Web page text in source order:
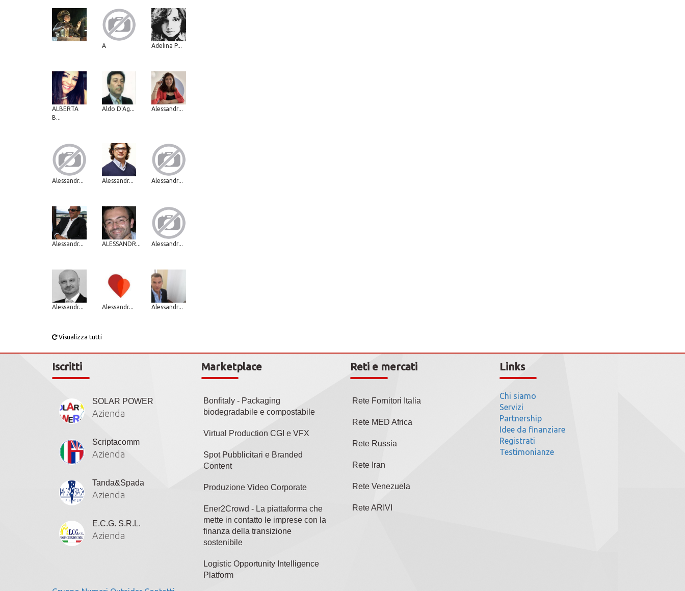
A Adelina P...
ALBERTA
B...
Aldo D'Ag... Alessandr...
Alessandr... Alessandr... Alessandr...
Alessandr... ALESSANDR... Alessandr...
Alessandr... Alessandr... Alessandr...
Visualizza tutti
Iscritti
SOLAR POWER
Azienda
Scriptacomm
Azienda
Tanda&Spada
Azienda
E.C.G. S.R.L.
Azienda
Marketplace
Bonfitaly - Packaging
biodegradabile e compostabile
Virtual Production CGI e VFX
Spot Pubblicitari e Branded
Content
Produzione Video Corporate
Ener2Crowd - La piattaforma che
mette in contatto le imprese con la
finanza della transizione
sostenibile
Logistic Opportunity Intelligence
Platform
Reti e mercati
Rete Fornitori Italia
Rete MED Africa
Rete Russia
Rete Iran
Rete Venezuela
Rete ARIVI
Links
Chi siamo
Servizi
Partnership
Idee da finanziare
Registrati
Testimonianze